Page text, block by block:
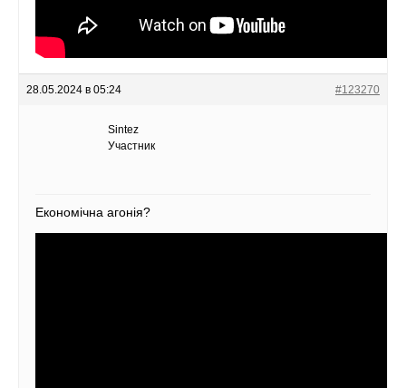
28.05.2024 в 05:24 #123270
Sintez
Участник
Економічна агонія?